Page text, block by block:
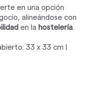
en una opción
alineándose con
en la hostelería.
33 x 33 cm |